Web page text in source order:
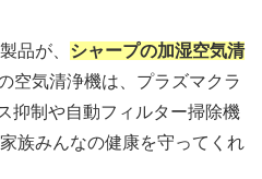
品が、 シャープの加湿空気清
空気清浄機は、プラズマクラ
抑制や自動フィルター掃除機
族みんなの健康を守ってくれ